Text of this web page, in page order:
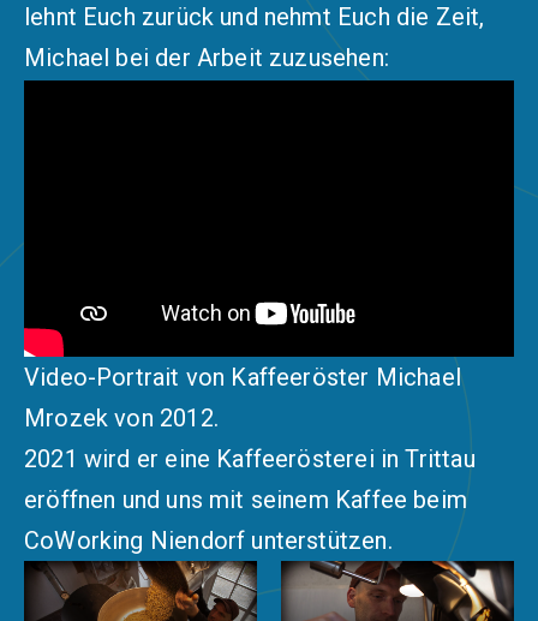
lehnt Euch zurück und nehmt Euch die Zeit,
Michael bei der Arbeit zuzusehen:
Video-Portrait von Kaffeeröster Michael
Mrozek von 2012.
2021 wird er eine Kaffeerösterei in Trittau
eröffnen und uns mit seinem Kaffee beim
CoWorking Niendorf unterstützen.